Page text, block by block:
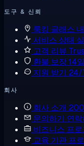
도구 & 신뢰
룩킹 글래스
서비스 상태
고객 리뷰
환불 보장14
지원 받기 24/
회사
회사 소개
문의하기 연
비즈니스 프로
교육 기관 프